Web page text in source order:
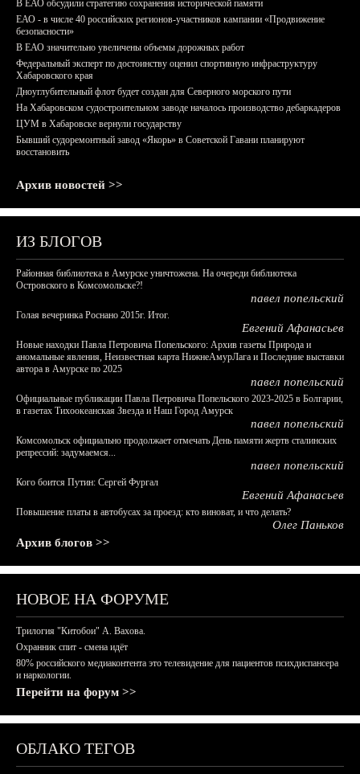
В ЕАО обсудили стратегию сохранения исторической памяти
ЕАО - в числе 40 российских регионов-участников кампании «Продвижение
безопасности»
В ЕАО значительно увеличены объемы дорожных работ
Федеральный эксперт по достоинству оценил спортивную инфраструктуру
Хабаровского края
Дноуглубительный флот будет создан для Северного морского пути
На Хабаровском судостроительном заводе началось производство дебаркадеров
ЦУМ в Хабаровске вернули государству
Бывший судоремонтный завод «Якорь» в Советской Гавани планируют
восстановить
Архив новостей >>
ИЗ БЛОГОВ
Районная библиотека в Амурске уничтожена. На очереди библиотека
Островского в Комсомольске?!
павел попельский
Голая вечеринка Роснано 2015г. Итог.
Евгений Афанасьев
Новые находки Павла Петровича Попельского: Архив газеты Природа и
аномальные явления, Неизвестная карта НижнеАмурЛага и Последние выставки
автора в Амурске по 2025
павел попельский
Официальные публикации Павла Петровича Попельского 2023-2025 в Болгарии,
в газетах Тихоокеанская Звезда и Наш Город Амурск
павел попельский
Комсомольск официально продолжает отмечать День памяти жертв сталинских
репрессий: задумаемся...
павел попельский
Кого боится Путин: Сергей Фургал
Евгений Афанасьев
Повышение платы в автобусах за проезд: кто виноват, и что делать?
Олег Паньков
Архив блогов >>
НОВОЕ НА ФОРУМЕ
Трилогия "Китобои" А. Вахова.
Охранник спит - смена идёт
80% российского медиаконтента это телевидение для пациентов психдиспансера
и наркологии.
Перейти на форум >>
ОБЛАКО ТЕГОВ